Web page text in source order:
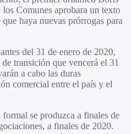
Comunes aprobara un texto
haya nuevas prórrogas para
del 31 de enero de 2020,
transición que vencerá el 31
a cabo las duras
comercial entre el país y el
se produzca a finales de
a finales de 2020.